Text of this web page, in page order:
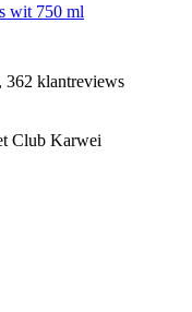
wit 750 ml
362 klantreviews
Club Karwei